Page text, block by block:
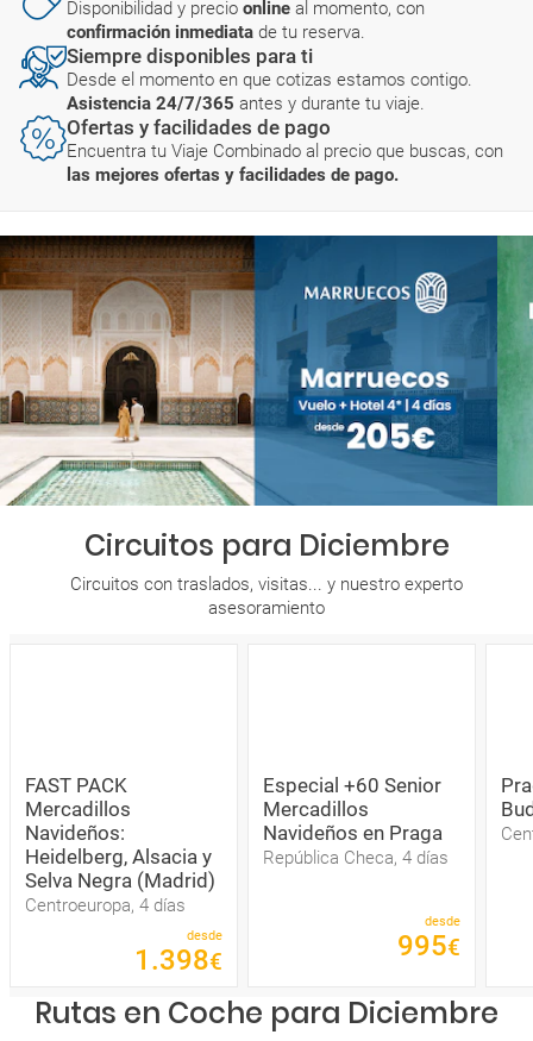
Disponibilidad y precio online al momento, con
confirmación inmediata de tu reserva.
Siempre disponibles para ti
Desde el momento en que cotizas estamos contigo.
Asistencia 24/7/365 antes y durante tu viaje.
Ofertas y facilidades de pago
Encuentra tu Viaje Combinado al precio que buscas, con
las mejores ofertas y facilidades de pago.
Circuitos para Diciembre
Circuitos con traslados, visitas... y nuestro experto
asesoramiento
FAST PACK
Mercadillos
Navideños:
Heidelberg, Alsacia y
Selva Negra (Madrid)
Centroeuropa, 4 días
desde
1 .398€
Especial +60 Senior
Mercadillos
Navideños en Praga
República Checa, 4 días
desde
995€
Rutas en Coche para Diciembre